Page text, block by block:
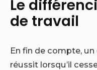
Le
de travail
En fin de compte,
réussit lorsqu’il